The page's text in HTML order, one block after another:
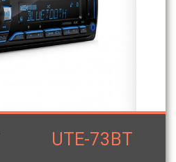
UTE-73BT